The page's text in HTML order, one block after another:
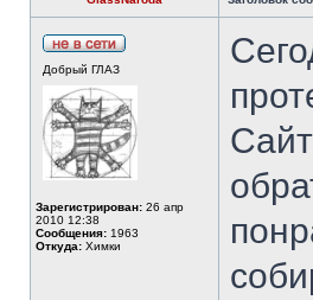
Добрый ГЛАЗ
Зарегистрирован: 26 апр
2010 12:38
Сообщения: 1963
Откуда: Химки